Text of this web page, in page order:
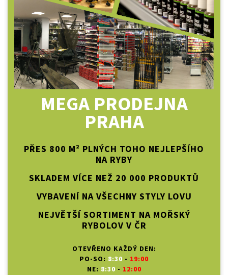
MEGA PRODEJNA
PRAHA
PŘES 800 M² PLNÝCH TOHO NEJLEPŠÍHO
NA RYBY
SKLADEM VÍCE NEŽ 20 000 PRODUKTŮ
VYBAVENÍ NA VŠECHNY STYLY LOVU
NEJVĚTŠÍ SORTIMENT NA MOŘSKÝ
RYBOLOV V ČR
OTEVŘENO KAŽDÝ DEN:
PO-SO: 8:30 - 19:00
NE: 8:30 - 12:00